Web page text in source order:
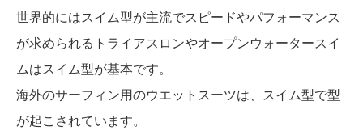
世界的にはスイム型が主流でスピードやパフォーマンス
が求められるトライアスロンやオープンウォータースイ
ムはスイム型が基本です。
海外のサーフィン用のウエットスーツは、スイム型で型
が起こされています。